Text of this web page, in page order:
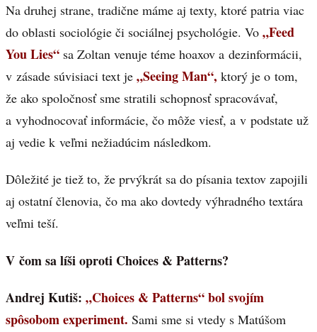
Na druhej strane, tradične máme aj texty, ktoré patria viac
do oblasti sociológie či sociálnej psychológie. Vo „Feed
You Lies“ sa Zoltan venuje téme hoaxov a dezinformácii,
v zásade súvisiaci text je „Seeing Man“, ktorý je o tom,
že ako spoločnosť sme stratili schopnosť spracovávať,
a vyhodnocovať informácie, čo môže viesť, a v podstate už
aj vedie k veľmi nežiadúcim následkom.
Dôležité je tiež to, že prvýkrát sa do písania textov zapojili
aj ostatní členovia, čo ma ako dovtedy výhradného textára
veľmi teší.
V čom sa líši oproti Choices & Patterns?
Andrej Kutiš: „Choices & Patterns“ bol svojím
spôsobom experiment. Sami sme si vtedy s Matúšom